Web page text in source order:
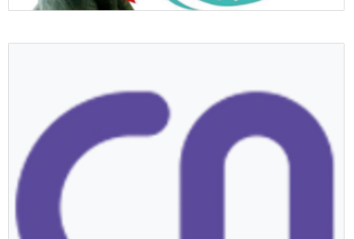
Colectivo Guau!
Colectivo ¡GUAU!, profesionales de la comunicación publicitaria.